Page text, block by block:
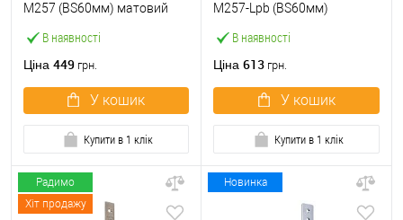
В наявності
M257 (BS60мм) матовий
Ціна 449 грн.
У кошик
Купити в 1 клік
В наявності
M257-Lpb (BS60мм)
тех.пакування.без
Ціна 613 грн.
У кошик
Купити в 1 клік
Радимо
Хіт продажу
Новинка